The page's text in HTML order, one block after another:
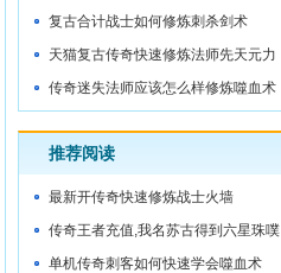
复古合计战士如何修炼刺杀剑术
天猫复古传奇快速修炼法师先天元力
传奇迷失法师应该怎么样修炼噬血术
推荐阅读
最新开传奇快速修炼战士火墙
传奇王者充值,我名苏古得到六星珠噗
——
单机传奇刺客如何快速学会噬血术